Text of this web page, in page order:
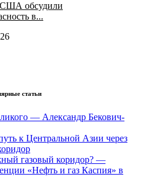
США обсудили
в...
статьи
— Александр Бекович-
к Центральной Азии через
газовый коридор? —
«Нефть и газ Каспия» в